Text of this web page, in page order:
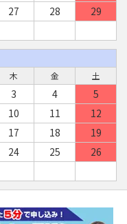
27 28
29
木 金 土
3 4
5
10 11
12
17 18
19
24 25
26